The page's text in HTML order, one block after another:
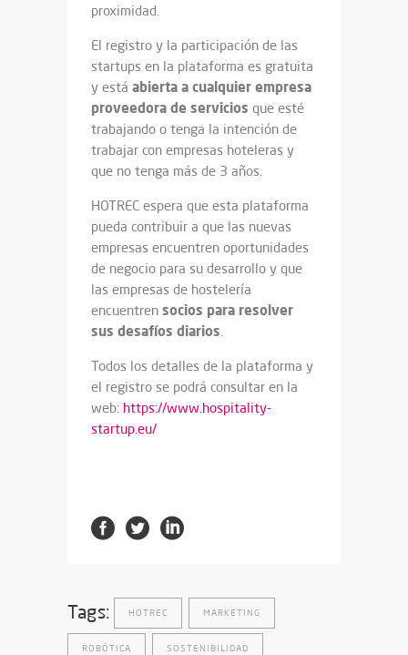
proximidad.
El registro y la participación de las
startups en la plataforma es gratuita
y está abierta a cualquier empresa
proveedora de servicios que esté
trabajando o tenga la intención de
trabajar con empresas hoteleras y
que no tenga más de 3 años.
HOTREC espera que esta plataforma
pueda contribuir a que las nuevas
empresas encuentren oportunidades
de negocio para su desarrollo y que
las empresas de hostelería
encuentren socios para resolver
sus desafíos diarios.
Todos los detalles de la plataforma y
el registro se podrá consultar en la
web: https://www.hospitality-
startup.eu/
Tags: HOTREC MARKETING
ROBÓTICA SOSTENIBILIDAD